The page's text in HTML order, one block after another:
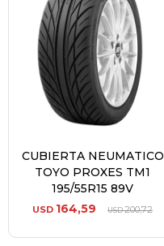
CUBIERTA NEUMATICO
TOYO PROXES TM1
195/55R15 89V
USD 164,59 USD200,72